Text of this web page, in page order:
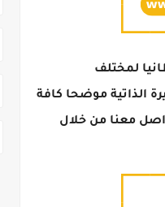
لمختلف
الذاتية موضحا كافة
معنا من خلال